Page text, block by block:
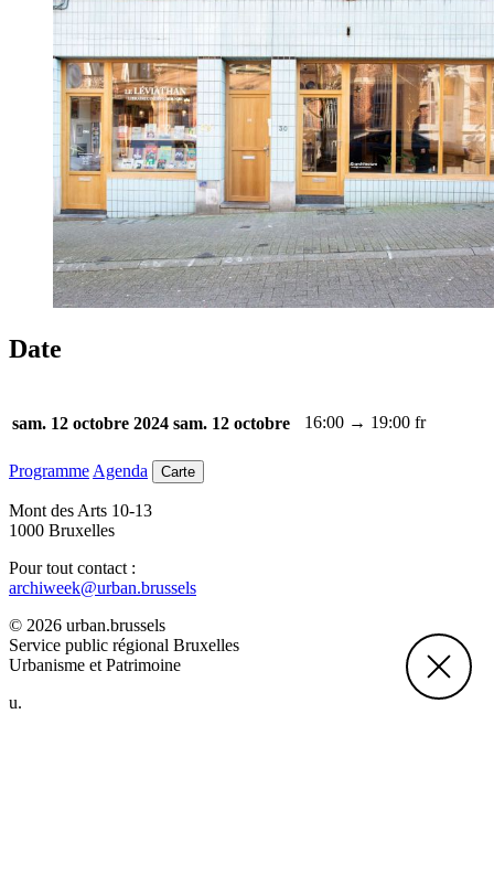
Date
sam. 12 octobre 2024 sam. 12 octobre 16:00 → 19:00 fr
Programme Agenda Carte
Mont des Arts 10-13
1000 Bruxelles
Pour tout contact :
archiweek@urban.brussels
© 2026 urban.brussels
Service public régional Bruxelles
Urbanisme et Patrimoine
u.